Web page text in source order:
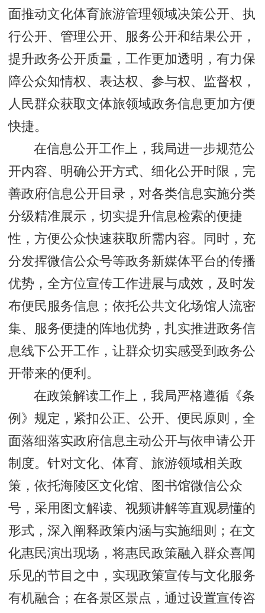
面推动文化体育旅游管理领域决策公开、执
行公开、管理公开、服务公开和结果公开，
提升政务公开质量，工作更加透明，有力保
障公众知情权、表达权、参与权、监督权，
人民群众获取文体旅领域政务信息更加方便
快捷。
在信息公开工作上，我局进一步规范公
开内容、明确公开方式、细化公开时限，完
善政府信息公开目录，对各类信息实施分类
分级精准展示，切实提升信息检索的便捷
性，方便公众快速获取所需内容。同时，充
分发挥微信公众号等政务新媒体平台的传播
优势，全方位宣传工作进展与成效，及时发
布便民服务信息；依托公共文化场馆人流密
集、服务便捷的阵地优势，扎实推进政务信
息线下公开工作，让群众切实感受到政务公
开带来的便利。
在政策解读工作上，我局严格遵循《条
例》规定，紧扣公正、公开、便民原则，全
面落细落实政府信息主动公开与依申请公开
制度。针对文化、体育、旅游领域相关政
策，依托海陵区文化馆、图书馆微信公众
号，采用图文解读、视频讲解等直观易懂的
形式，深入阐释政策内涵与实施细则；在文
化惠民演出现场，将惠民政策融入群众喜闻
乐见的节目之中，实现政策宣传与文化服务
有机融合；在各景区景点，通过设置宣传咨